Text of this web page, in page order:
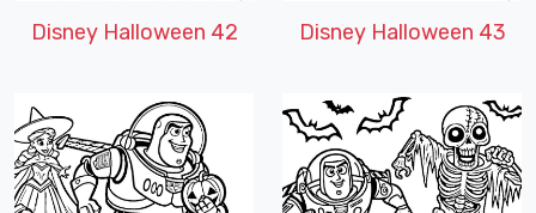
Disney Halloween 42 Disney Halloween 43